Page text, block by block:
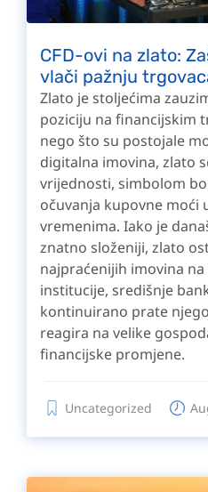
CFD-ovi na zlato:
vlači pažnju
Zlato je stoljećima
poziciju na financijskim
nego što su postojale
digitalna imovina, zlato
vrijednosti, simbolom
očuvanja kupovne moći
vremenima. Iako je
znatno složeniji, zlato
najpraćenijih imovina
institucije, središnje
kontinuirano prate
reagira na velike
financijske promjene.
Uncategorized